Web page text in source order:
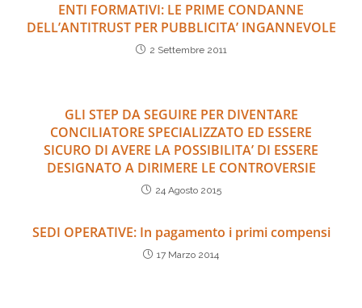
ENTI FORMATIVI: LE PRIME CONDANNE
DELL’ANTITRUST PER PUBBLICITA’ INGANNEVOLE
2 Settembre 2011
GLI STEP DA SEGUIRE PER DIVENTARE
CONCILIATORE SPECIALIZZATO ED ESSERE
SICURO DI AVERE LA POSSIBILITA’ DI ESSERE
DESIGNATO A DIRIMERE LE CONTROVERSIE
24 Agosto 2015
SEDI OPERATIVE: In pagamento i primi compensi
17 Marzo 2014